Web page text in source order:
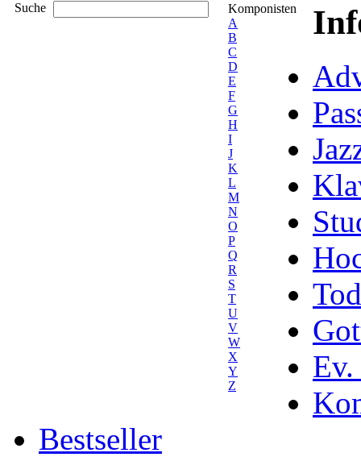
Suche
Komponisten
A
B
C
D
E
F
G
H
I
J
K
L
M
N
O
P
Q
R
S
T
U
V
W
X
Y
Z
Ev.
Bestseller